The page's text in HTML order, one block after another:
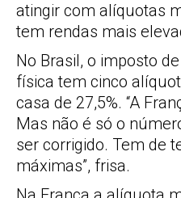
atingir com alíquotas
tem rendas mais
No Brasil, o imposto
física tem cinco
casa de 27,5%. “A
Mas não é só o
ser corrigido. Tem de
máximas”, frisa.